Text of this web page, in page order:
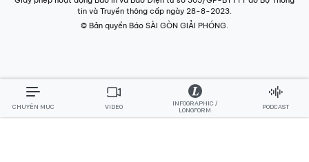
tin và Truyền thông cấp ngày 28-8-2023.
© Bản quyền Báo SÀI GÒN GIẢI PHÓNG.
CHUYÊN MỤC VIDEO
INFOGRAPHIC /
LONGFORM
PODCAST